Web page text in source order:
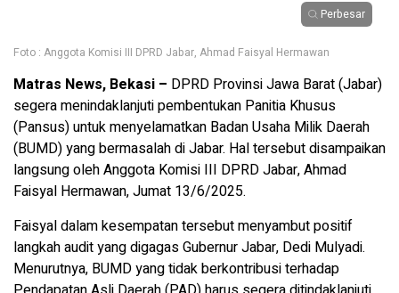
Perbesar
Foto : Anggota Komisi III DPRD Jabar, Ahmad Faisyal Hermawan
Matras News, Bekasi – DPRD Provinsi Jawa Barat (Jabar)
segera menindaklanjuti pembentukan Panitia Khusus
(Pansus) untuk menyelamatkan Badan Usaha Milik Daerah
(BUMD) yang bermasalah di Jabar. Hal tersebut disampaikan
langsung oleh Anggota Komisi III DPRD Jabar, Ahmad
Faisyal Hermawan, Jumat 13/6/2025.
Faisyal dalam kesempatan tersebut menyambut positif
langkah audit yang digagas Gubernur Jabar, Dedi Mulyadi.
Menurutnya, BUMD yang tidak berkontribusi terhadap